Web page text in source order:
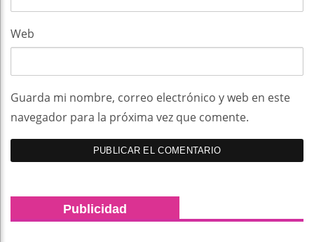
Web
Guarda mi nombre, correo electrónico y web en este
navegador para la próxima vez que comente.
Publicidad